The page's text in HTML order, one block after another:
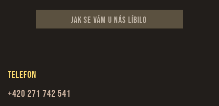
Jak se vám u nás líbilo
Telefon
+420 271 742 541